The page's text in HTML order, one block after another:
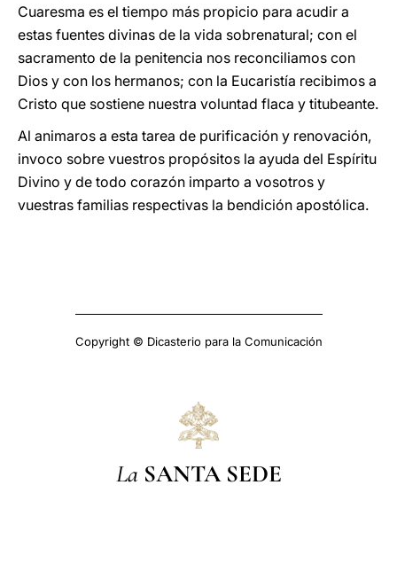
Cuaresma es el tiempo más propicio para acudir a
estas fuentes divinas de la vida sobrenatural; con el
sacramento de la penitencia nos reconciliamos con
Dios y con los hermanos; con la Eucaristía recibimos a
Cristo que sostiene nuestra voluntad flaca y titubeante.
Al animaros a esta tarea de purificación y renovación,
invoco sobre vuestros propósitos la ayuda del Espíritu
Divino y de todo corazón imparto a vosotros y
vuestras familias respectivas la bendición apostólica.
Copyright © Dicasterio para la Comunicación
La SANTA SEDE